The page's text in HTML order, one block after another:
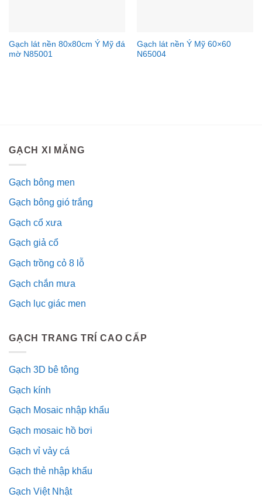
Gạch lát nền 80x80cm Ý Mỹ đá
mờ N85001
Gạch lát nền Ý Mỹ 60×60
N65004
GẠCH XI MĂNG
Gạch bông men
Gạch bông gió trắng
Gạch cổ xưa
Gạch giả cổ
Gạch trồng cỏ 8 lỗ
Gạch chắn mưa
Gạch lục giác men
GẠCH TRANG TRÍ CAO CẤP
Gạch 3D bê tông
Gạch kính
Gạch Mosaic nhập khẩu
Gạch mosaic hồ bơi
Gạch vỉ vảy cá
Gạch thẻ nhập khẩu
Gạch Việt Nhật